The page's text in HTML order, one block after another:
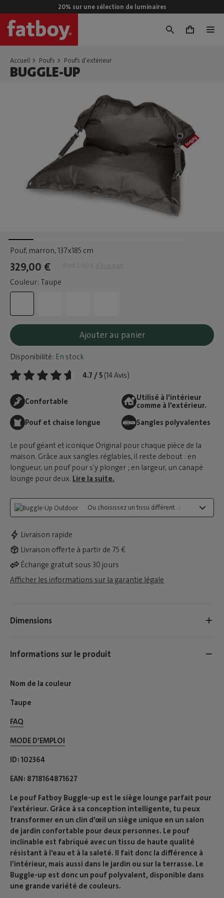
20% sur une sélection de luminaires
0
Accueil Poufs Poufs d'extérieur
BUGGLE-UP
Pouf, marron, 137x185 cm
329,00 € dont 2,60 € d'éco part
Couleur: Taupe
Ajouter au panier
Disponibilité: En stock
4.7 / 5 (14 Avis)
Confortable
Utilisé à l’intérieur
comme à l’extérieur.
Pouf et chaise longue
Sangles polyvalentes
Le pouf géant et iconique Original pour chaque pièce de la
maison. Grâce aux sangles réglables, il reste debout : en
longueur, un pouf pour s'y plonger ; en largeur, un canapé
lounge pour deux. Lire la suite.
Ou choisissez un tissu différent...:
Livraison rapide
Livraison offerte à partir de 75 €
Échange gratuit sous 30 jours
Afficher les informations sur la garantie légale
Dimensions
Informations sur le produit
Nom de la couleur
Taupe
FAQ
MODE D’EMPLOI​
ID 102364
EAN 8718164871627
Le pouf Fatboy Buggle-up est le siège lounge parfait pour
l’extérieur. Grâce à sa conception intelligente, tu peux
transformer en un clin d’œil un siège unique en un salon
de jardin confortable pour deux personnes. Le pouf
inclinable est fabriqué avec un tissu de haute qualité
résistant à l’eau et à la saleté. Il fait donc la différence à
l’intérieur, mais aussi dans le jardin ou sur la terrasse. Le
Buggle-up est donc un pouf polyvalent, disponible dans
une grande variété de couleurs.